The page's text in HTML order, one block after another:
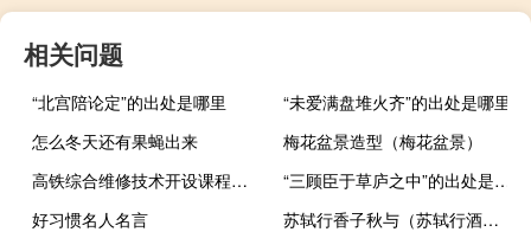
相关问题
“北宫陪论定”的出处是哪里
“未爱满盘堆火齐”的出处是哪里
怎么冬天还有果蝇出来
梅花盆景造型（梅花盆景）
高铁综合维修技术开设课程有哪些
“三顾臣于草庐之中”的出处是哪里
好习惯名人名言
苏轼行香子秋与（苏轼行酒令）